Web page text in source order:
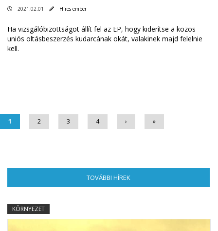
2021.02.01 Híres ember
Ha vizsgálóbizottságot állít fel az EP, hogy kiderítse a közös
uniós oltásbeszerzés kudarcának okát, valakinek majd felelnie
kell.
1 2 3 4 › »
TOVÁBBI HÍREK
KÖRNYEZET